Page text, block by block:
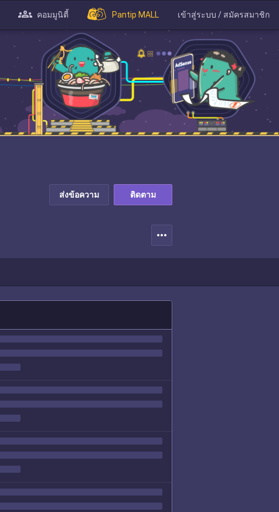
คอมมูนิตี้ Pantip MALL เข้าสู่ระบบ / สมัครสมาชิก
ส่งข้อความ ติดตาม
more_horiz